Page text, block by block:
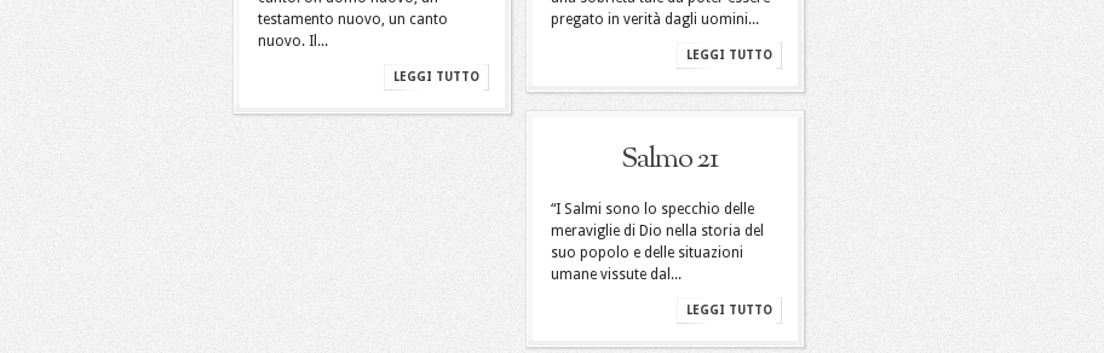
testamento nuovo, un canto
nuovo. Il...
LEGGI TUTTO
pregato in verità dagli uomini...
LEGGI TUTTO
Salmo 21
“I Salmi sono lo specchio delle
meraviglie di Dio nella storia del
suo popolo e delle situazioni
umane vissute dal...
LEGGI TUTTO